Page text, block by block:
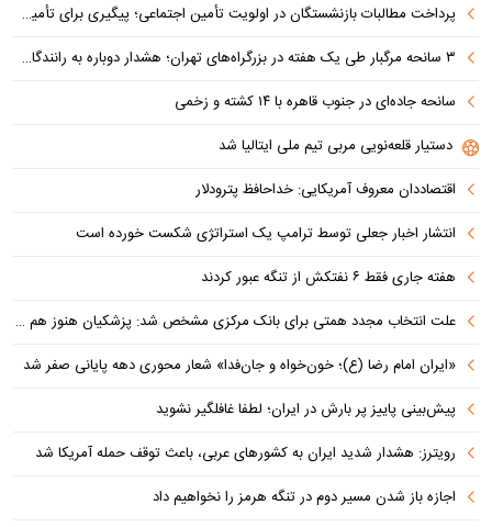
پرداخت مطالبات بازنشستگان در اولویت تأمین اجتماعی؛ پیگیری برای تأمین منابع ادامه دارد
۳ سانحه مرگبار طی یک هفته در بزرگراه‌های تهران؛ هشدار دوباره به رانندگان و عابران
سانحه جاده‌ای در جنوب قاهره با ۱۴ کشته و زخمی
دستیار قلعه‌نویی مربی تیم ملی ایتالیا شد
اقتصاددان معروف آمریکایی: خداحافظ پترودلار
انتشار اخبار جعلی توسط ترامپ یک استراتژی شکست خورده است
هفته جاری فقط ۶ نفتکش از تنگه عبور کردند
علت انتخاب مجدد همتی برای بانک مرکزی مشخص شد: پزشکیان هنوز هم متوجه نشده است چرا همتی استیضاح شد!
«ایران امام رضا (ع)؛ خون‌خواه و جان‌فدا» شعار محوری دهه پایانی صفر شد
پیش‌بینی پاییز پر بارش در ایران؛ لطفا غافلگیر نشوید
رویترز: هشدار شدید ایران به کشورهای عربی، باعث توقف حمله آمریکا شد
اجازه باز شدن مسیر دوم در تنگه هرمز را نخواهیم داد